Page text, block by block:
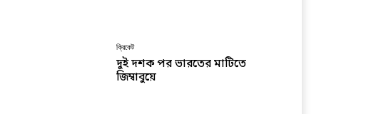
ক্রিকেট
দুই দশক পর ভারতের মাটিতে
জিম্বাবুয়ে